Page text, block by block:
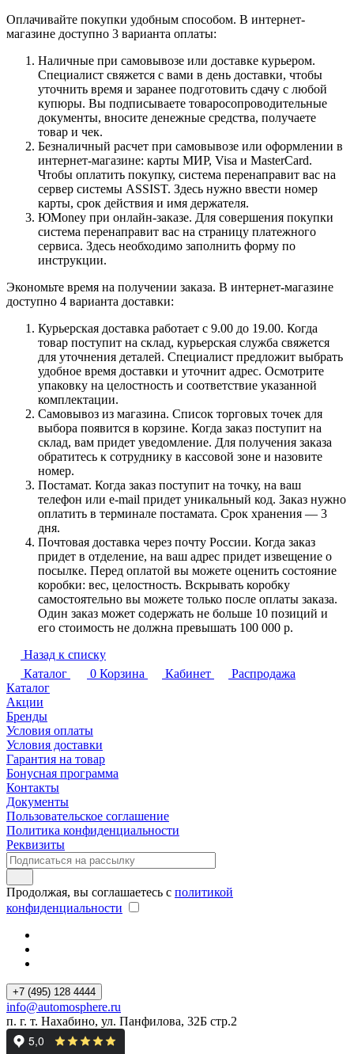
Оплачивайте покупки удобным способом. В интернет-
магазине доступно 3 варианта оплаты:
Наличные при самовывозе или доставке курьером.
Специалист свяжется с вами в день доставки, чтобы
уточнить время и заранее подготовить сдачу с любой
купюры. Вы подписываете товаросопроводительные
документы, вносите денежные средства, получаете
товар и чек.
Безналичный расчет при самовывозе или оформлении в
интернет-магазине: карты МИР, Visa и MasterCard.
Чтобы оплатить покупку, система перенаправит вас на
сервер системы ASSIST. Здесь нужно ввести номер
карты, срок действия и имя держателя.
ЮMoney при онлайн-заказе. Для совершения покупки
система перенаправит вас на страницу платежного
сервиса. Здесь необходимо заполнить форму по
инструкции.
Экономьте время на получении заказа. В интернет-магазине
доступно 4 варианта доставки:
Курьерская доставка работает с 9.00 до 19.00. Когда
товар поступит на склад, курьерская служба свяжется
для уточнения деталей. Специалист предложит выбрать
удобное время доставки и уточнит адрес. Осмотрите
упаковку на целостность и соответствие указанной
комплектации.
Самовывоз из магазина. Список торговых точек для
выбора появится в корзине. Когда заказ поступит на
склад, вам придет уведомление. Для получения заказа
обратитесь к сотруднику в кассовой зоне и назовите
номер.
Постамат. Когда заказ поступит на точку, на ваш
телефон или e-mail придет уникальный код. Заказ нужно
оплатить в терминале постамата. Срок хранения — 3
дня.
Почтовая доставка через почту России. Когда заказ
придет в отделение, на ваш адрес придет извещение о
посылке. Перед оплатой вы можете оценить состояние
коробки: вес, целостность. Вскрывать коробку
самостоятельно вы можете только после оплаты заказа.
Один заказ может содержать не больше 10 позиций и
его стоимость не должна превышать 100 000 р.
Назад к списку
Каталог
0 Корзина Кабинет
Распродажа
Каталог
Акции
Бренды
Условия оплаты
Условия доставки
Гарантия на товар
Бонусная программа
Контакты
Документы
Пользовательское соглашение
Политика конфиденциальности
Реквизиты
Продолжая, вы соглашаетесь с политикой
конфиденциальности
+7 (495) 128 4444
info@automosphere.ru
п. г. т. Нахабино, ул. Панфилова, 32Б стр.2